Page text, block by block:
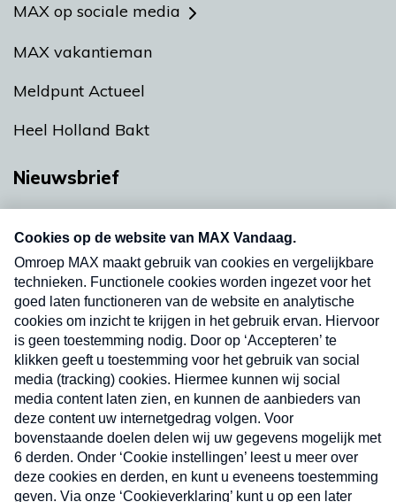
MAX op sociale media
MAX vakantieman
Meldpunt Actueel
Heel Holland Bakt
Nieuwsbrief
nieuwsbrief. Elke vrijdag- en dinsdagochtend in
uw mailbox.
Verzend
Nieuwsbrief